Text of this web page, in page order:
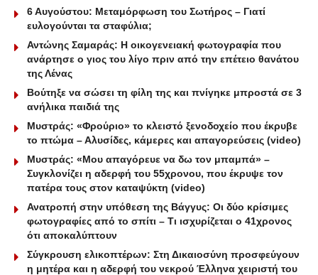
6 Αυγούστου: Μεταμόρφωση του Σωτήρος – Γιατί
ευλογούνται τα σταφύλια;
Αντώνης Σαμαράς: Η οικογενειακή φωτογραφία που
ανάρτησε ο γιος του λίγο πριν από την επέτειο θανάτου
της Λένας
Βούτηξε να σώσει τη φίλη της και πνίγηκε μπροστά σε 3
ανήλικα παιδιά της
Μυστράς: «Φρούριο» το κλειστό ξενοδοχείο που έκρυβε
το πτώμα – Αλυσίδες, κάμερες και απαγορεύσεις (video)
Μυστράς: «Μου απαγόρευε να δω τον μπαμπά» –
Συγκλονίζει η αδερφή του 55χρονου, που έκρυψε τον
πατέρα τους στον καταψύκτη (video)
Ανατροπή στην υπόθεση της Βάγγυς: Οι δύο κρίσιμες
φωτογραφίες από το σπίτι – Τι ισχυρίζεται ο 41χρονος
ότι αποκαλύπτουν
Σύγκρουση ελικοπτέρων: Στη Δικαιοσύνη προσφεύγουν
η μητέρα και η αδερφή του νεκρού Έλληνα χειριστή του